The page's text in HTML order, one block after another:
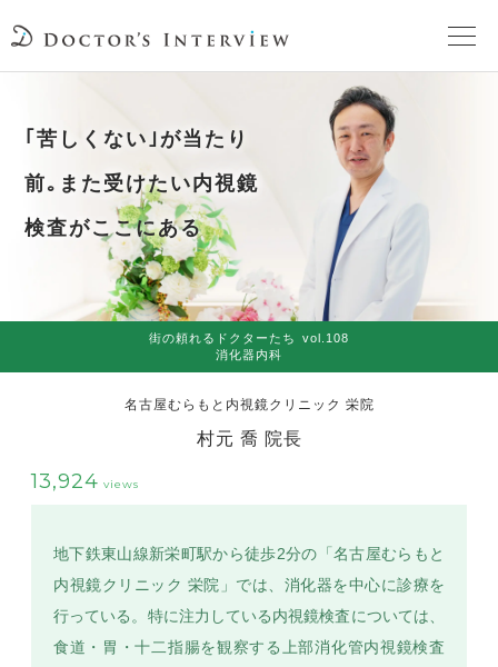
頼れるドクターが教える治療法
街の頼れるドクターたち
インタビューを検索
SEARCH
｢苦しくない｣が当たり
前｡また受けたい内視鏡
検査がここにある
街の頼れるドクターたち
vol.108
消化器内科
名古屋むらもと内視鏡クリニック 栄院
村元 喬 院長
13,924 views
地下鉄東山線新栄町駅から徒歩2分の「名古屋むらもと
内視鏡クリニック 栄院」では、消化器を中心に診療を
行っている。特に注力している内視鏡検査については、
食道・胃・十二指腸を観察する上部消化管内視鏡検査